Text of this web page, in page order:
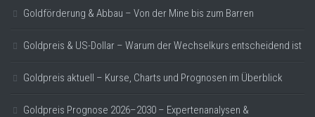
Goldförderung & Abbau – Von der Mine bis zum Barren
Goldpreis & US-Dollar – Warum der Wechselkurs entscheidend ist
Goldpreis aktuell – Kurse, Charts und Prognosen im Überblick
Goldpreis Prognose 2026–2030 – Expertenanalysen &